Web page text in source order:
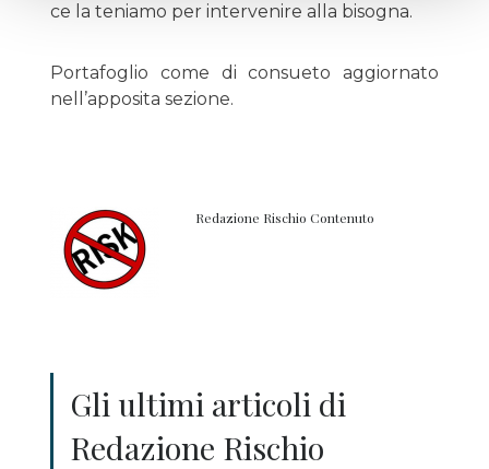
ce la teniamo per intervenire alla bisogna.
Portafoglio come di consueto aggiornato
nell’apposita sezione.
Redazione Rischio Contenuto
Gli ultimi articoli di
Redazione Rischio